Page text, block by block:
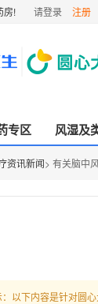
房! 请登录 注册
专区 风湿及
资讯新闻> 有关脑中
以下内容是针对圆